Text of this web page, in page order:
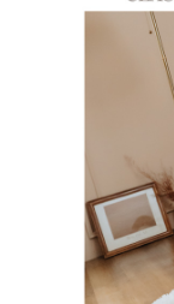
４．使用「AFTEE先
時審查核予不同之上
請求用戶進行身份認證
５．嚴禁一人註冊多
恩沛科技股份有限公